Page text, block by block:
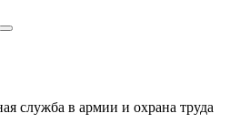
служба в армии и охрана труда